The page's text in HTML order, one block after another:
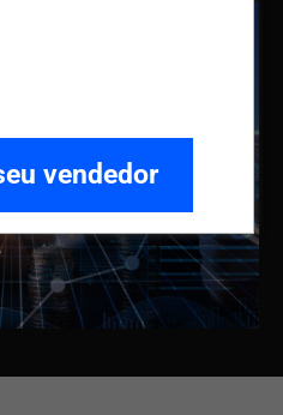
vendedor